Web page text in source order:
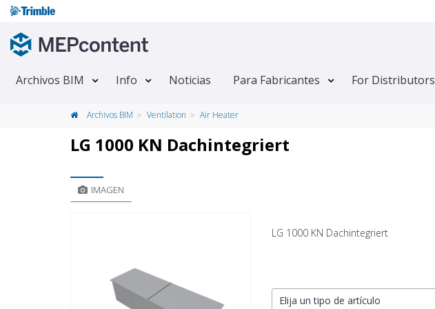
Archivos BIM Info Noticias Para Fabricantes For Distributors
Archivos BIM Ventilation Air Heater
LG 1000 KN Dachintegriert
IMAGEN
LG 1000 KN Dachintegriert
Elija un tipo de artículo